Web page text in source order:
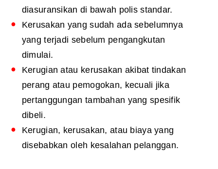
diasuransikan di bawah polis standar.
Kerusakan yang sudah ada sebelumnya
yang terjadi sebelum pengangkutan
dimulai.
Kerugian atau kerusakan akibat tindakan
perang atau pemogokan, kecuali jika
pertanggungan tambahan yang spesifik
dibeli.
Kerugian, kerusakan, atau biaya yang
disebabkan oleh kesalahan pelanggan.